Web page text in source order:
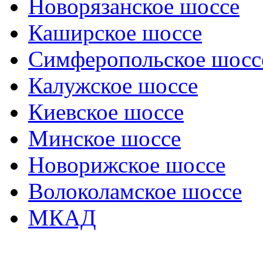
Новорязанское шоссе
Каширское шоссе
Симферопольское
Калужское шоссе
Киевское шоссе
Минское шоссе
Новорижское шоссе
Волоколамское шоссе
МКАД